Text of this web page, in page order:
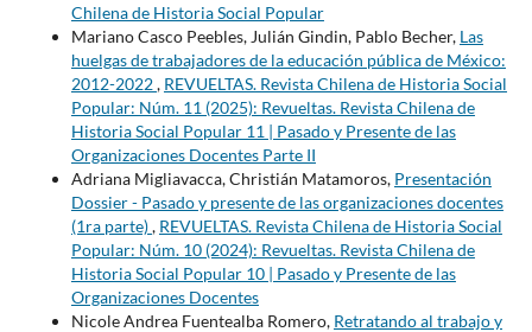
Chilena de Historia Social Popular
Mariano Casco Peebles, Julián Gindin, Pablo Becher, Las
huelgas de trabajadores de la educación pública de México:
2012-2022, REVUELTAS. Revista Chilena de Historia Social
Popular: Núm. 11 (2025): Revueltas. Revista Chilena de
Historia Social Popular 11 | Pasado y Presente de las
Organizaciones Docentes Parte II
Adriana Migliavacca, Christián Matamoros, Presentación
Dossier - Pasado y presente de las organizaciones docentes
(1ra parte), REVUELTAS. Revista Chilena de Historia Social
Popular: Núm. 10 (2024): Revueltas. Revista Chilena de
Historia Social Popular 10 | Pasado y Presente de las
Organizaciones Docentes
Nicole Andrea Fuentealba Romero, Retratando al trabajo y